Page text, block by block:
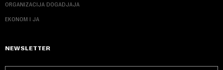
ORGANIZACIJA DOGADJAJA
EKONOM I JA
NEWSLETTER